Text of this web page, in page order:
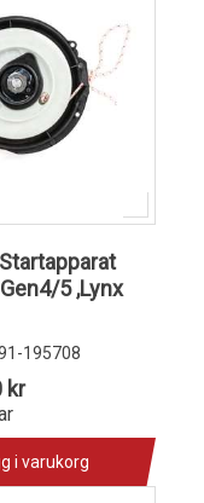
5 ,Lynx
195708
kr
i varukorg